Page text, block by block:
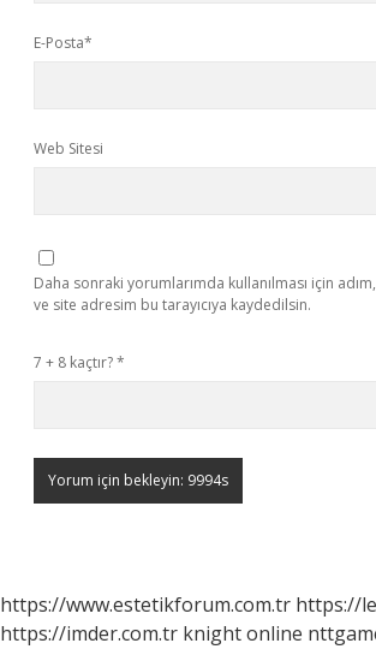
E-Posta*
Web Sitesi
Daha sonraki yorumlarımda kullanılması için
ve site adresim bu tarayıcıya kaydedilsin.
7 + 8 kaçtır?*
https://www.estetikforum.com.tr https://
https://imder.com.tr knight online